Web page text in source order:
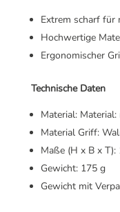
Extrem scharf für
Hochwertige
Ergonomischer
Technische Daten
Material:
Material Griff:
Maße (H x B x T):
Gewicht: 175 g
Gewicht mit